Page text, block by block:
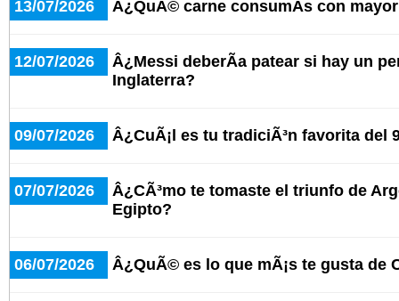
13/07/2026 Â¿QuÃ© carne consumÃ­s con
12/07/2026
Â¿Messi deberÃ­a patear si hay un
Inglaterra?
09/07/2026 Â¿CuÃ¡l es tu tradiciÃ³n favorita del
07/07/2026
Â¿CÃ³mo te tomaste el triunfo de
Egipto?
06/07/2026 Â¿QuÃ© es lo que mÃ¡s te gusta de